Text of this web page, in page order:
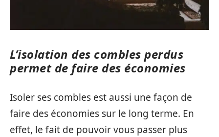
L’isolation des combles perdus
permet de faire des économies
Isoler ses combles est aussi une façon de
faire des économies sur le long terme. En
effet, le fait de pouvoir vous passer plus